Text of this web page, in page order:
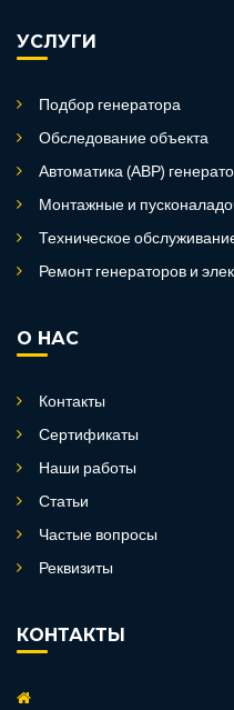
УСЛУГИ
Подбор генератора
Обследование объекта
Автоматика (АВР)
Монтажные и
Техническое
Ремонт генераторов и
О НАС
Контакты
Сертификаты
Наши работы
Статьи
Частые вопросы
Реквизиты
КОНТАКТЫ